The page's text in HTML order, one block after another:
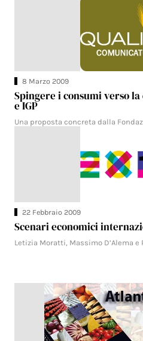
8 Marzo 2009
Spingere i consumi verso
e IGP
Una proposta concreta dalla
22 Febbraio 2009
Scenari economici
Letizia Moratti, Massimo D’Alema